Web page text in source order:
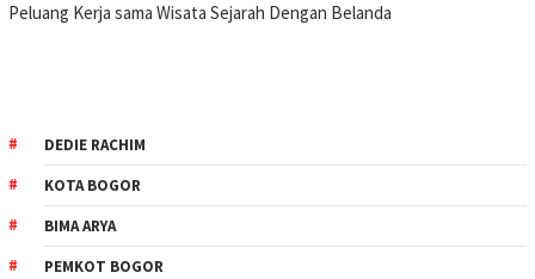
Peluang Kerja sama Wisata Sejarah Dengan Belanda
DEDIE RACHIM
KOTA BOGOR
BIMA ARYA
PEMKOT BOGOR